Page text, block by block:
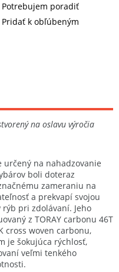
Potrebujem poradiť
Pridať k obľúbeným
na oslavu výročia
určený na nahadzovanie
boli doteraz
zameraniu na
a prekvapí svojou
pri zdolávaní. Jeho
z TORAY carbonu 46T
cross woven carbonu,
je šokujúca rýchlosť,
veľmi tenkého